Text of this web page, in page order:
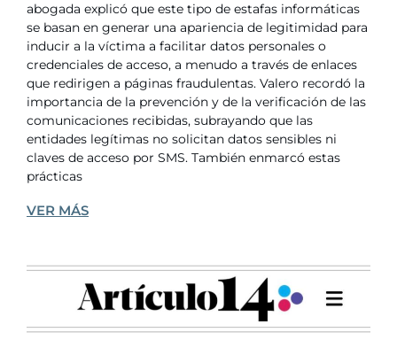
abogada explicó que este tipo de estafas informáticas
se basan en generar una apariencia de legitimidad para
inducir a la víctima a facilitar datos personales o
credenciales de acceso, a menudo a través de enlaces
que redirigen a páginas fraudulentas. Valero recordó la
importancia de la prevención y de la verificación de las
comunicaciones recibidas, subrayando que las
entidades legítimas no solicitan datos sensibles ni
claves de acceso por SMS. También enmarcó estas
prácticas
VER MÁS